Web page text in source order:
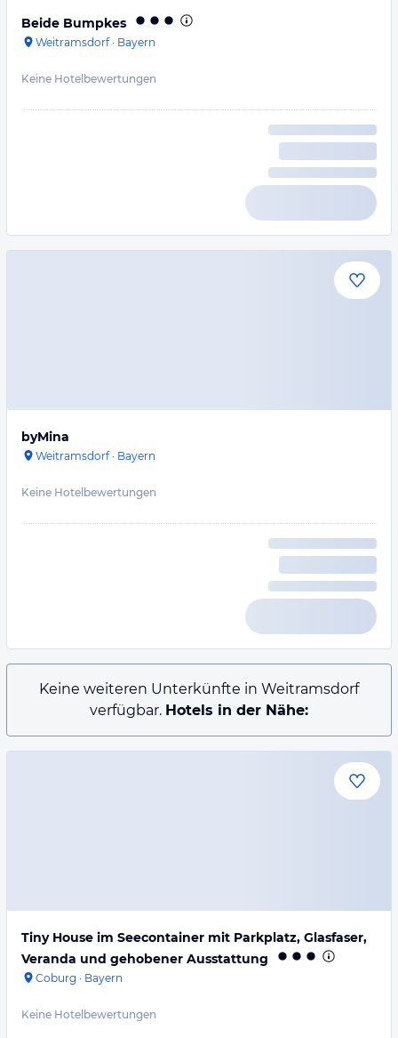
Beide Bumpkes
Weitramsdorf· Bayern
Keine Hotelbewertungen
byMina
Weitramsdorf· Bayern
Keine Hotelbewertungen
Keine weiteren Unterkünfte in Weitramsdorf
verfügbar. Hotels in der Nähe:
Tiny House im Seecontainer mit Parkplatz, Glasfaser,
Veranda und gehobener Ausstattung
Coburg · Bayern
Keine Hotelbewertungen